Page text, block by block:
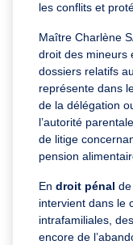
les conflits et
Maître Charlène
droit des mineurs
dossiers relatifs
représente dans
de la délégation
l’autorité
de litige
pension
En droit pénal
intervient dans le
intrafamiliales,
encore de